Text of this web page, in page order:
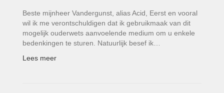
Beste mijnheer Vandergunst, alias Acid, Eerst en vooral
wil ik me verontschuldigen dat ik gebruikmaak van dit
mogelijk ouderwets aanvoelende medium om u enkele
bedenkingen te sturen. Natuurlijk besef ik…
Lees meer